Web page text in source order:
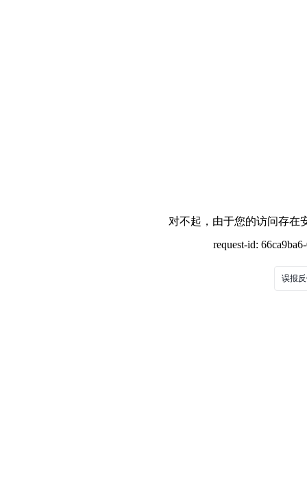
对不起，由于您的访问存在
request-id:
误报